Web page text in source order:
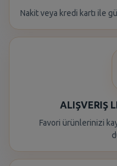
Nakit veya kredi kartı ile
ALIŞVERIŞ
Favori ürünlerinizi